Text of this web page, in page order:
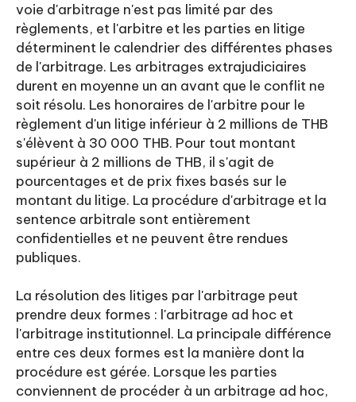
voie d'arbitrage n'est pas limité par des
règlements, et l'arbitre et les parties en litige
déterminent le calendrier des différentes phases
de l'arbitrage. Les arbitrages extrajudiciaires
durent en moyenne un an avant que le conflit ne
soit résolu. Les honoraires de l'arbitre pour le
règlement d'un litige inférieur à 2 millions de THB
s'élèvent à 30 000 THB. Pour tout montant
supérieur à 2 millions de THB, il s'agit de
pourcentages et de prix fixes basés sur le
montant du litige. La procédure d'arbitrage et la
sentence arbitrale sont entièrement
confidentielles et ne peuvent être rendues
publiques.
La résolution des litiges par l'arbitrage peut
prendre deux formes : l'arbitrage ad hoc et
l'arbitrage institutionnel. La principale différence
entre ces deux formes est la manière dont la
procédure est gérée. Lorsque les parties
conviennent de procéder à un arbitrage ad hoc,